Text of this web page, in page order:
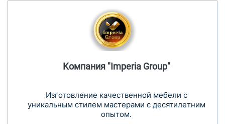
Компания "Imperia Group"
Изготовление качественной мебели с
уникальным стилем мастерами с десятилетним
опытом.